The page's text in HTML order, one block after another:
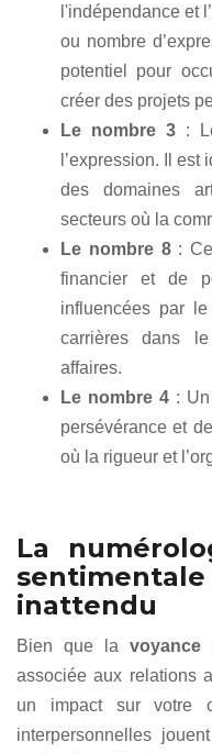
l'indépendance et
ou nombre
potentiel pour
créer des projets
Le nombre 3:
l’expression. Il
des domaines
secteurs où la
Le nombre 8: Ce
financier et de
influencées par
carrières dans
affaires.
Le nombre 4 :
persévérance et
où la rigueur et
La
inattendu
Bien que la voyance
associée aux relations
un impact sur votre
interpersonnelles